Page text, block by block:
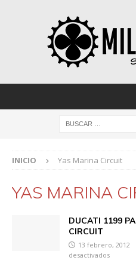
INICIO Yas Marina Circuit
YAS MARINA
DUCATI 1199
CIRCUIT
13 febrero, 2012
desactivados